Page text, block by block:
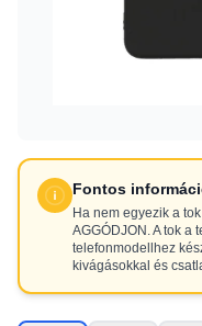
Fontos
Ha nem egyezik a
AGGÓDJON. A tok a
telefonmodellhez
kivágásokkal és